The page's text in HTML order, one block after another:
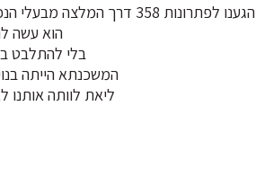
הגענו לפתרונות 358 דרך המלצה מבעלי הנכס שרכשנו וכבר מהפגישה הראשונה עם עומר הרגשנו שאנחנו בידים טובות.
הוא עשה
בלי להתלבט
המשכנתא הייתה
ליאת לוותה אותנו